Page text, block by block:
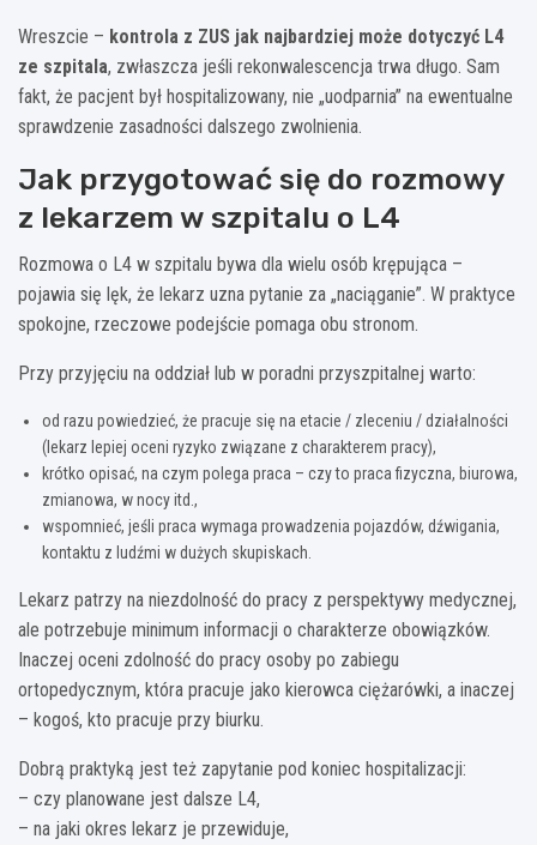
Wreszcie – kontrola z ZUS jak najbardziej może dotyczyć L4
ze szpitala, zwłaszcza jeśli rekonwalescencja trwa długo. Sam
fakt, że pacjent był hospitalizowany, nie „uodparnia” na ewentualne
sprawdzenie zasadności dalszego zwolnienia.
Jak przygotować się do rozmowy
z lekarzem w szpitalu o L4
Rozmowa o L4 w szpitalu bywa dla wielu osób krępująca –
pojawia się lęk, że lekarz uzna pytanie za „naciąganie”. W praktyce
spokojne, rzeczowe podejście pomaga obu stronom.
Przy przyjęciu na oddział lub w poradni przyszpitalnej warto:
od razu powiedzieć, że pracuje się na etacie / zleceniu / działalności
(lekarz lepiej oceni ryzyko związane z charakterem pracy),
krótko opisać, na czym polega praca – czy to praca fizyczna, biurowa,
zmianowa, w nocy itd.,
wspomnieć, jeśli praca wymaga prowadzenia pojazdów, dźwigania,
kontaktu z ludźmi w dużych skupiskach.
Lekarz patrzy na niezdolność do pracy z perspektywy medycznej,
ale potrzebuje minimum informacji o charakterze obowiązków.
Inaczej oceni zdolność do pracy osoby po zabiegu
ortopedycznym, która pracuje jako kierowca ciężarówki, a inaczej
– kogoś, kto pracuje przy biurku.
Dobrą praktyką jest też zapytanie pod koniec hospitalizacji:
– czy planowane jest dalsze L4,
– na jaki okres lekarz je przewiduje,